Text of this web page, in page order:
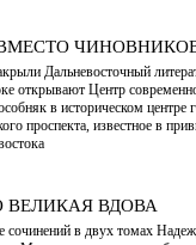
Дальневосточный
открывают Центр
в историческом центре
проспекта, известное в
ВЕЛИКАЯ ВДОВА
сочинений в двух томах